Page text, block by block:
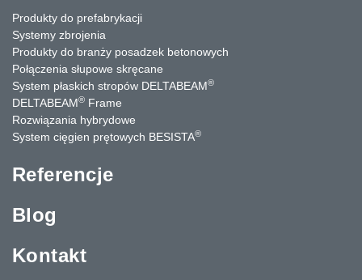
Produkty do prefabrykacji
Systemy zbrojenia
Produkty do branży posadzek betonowych
Połączenia słupowe skręcane
System płaskich stropów DELTABEAM®
DELTABEAM® Frame
Rozwiązania hybrydowe
System cięgien prętowych BESISTA®
Referencje
Blog
Kontakt